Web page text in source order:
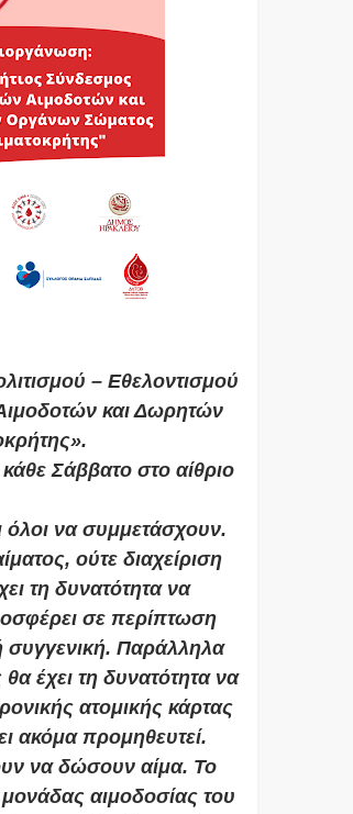
– Εθελοντισμού
και Δωρητών
Σάββατο στο αίθριο
όλοι να συμμετάσχουν.
ούτε διαχείριση
τη δυνατότητα να
σε περίπτωση
συγγενική. Παράλληλα
έχει τη δυνατότητα να
ατομικής κάρτας
ακόμα προμηθευτεί.
να δώσουν αίμα. Το
αιμοδοσίας του